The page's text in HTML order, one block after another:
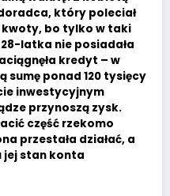
który poleciał
kwoty, bo tylko w taki
latka nie posiadała
kredyt – w
sumę ponad 120 tysięcy
inwestycyjnym
przynoszą zysk.
część rzekomo
przestała działać, a
jej stan konta